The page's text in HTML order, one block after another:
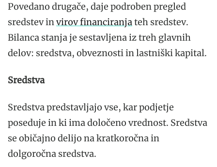
Povedano drugače, daje podroben pregled
sredstev in virov financiranja teh sredstev.
Bilanca stanja je sestavljena iz treh glavnih
delov: sredstva, obveznosti in lastniški kapital.
Sredstva
Sredstva predstavljajo vse, kar podjetje
poseduje in ki ima določeno vrednost. Sredstva
se običajno delijo na kratkoročna in
dolgoročna sredstva.